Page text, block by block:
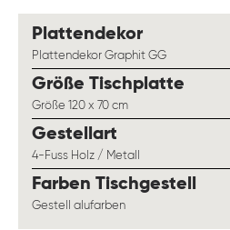
Plattendekorauswählen
Plattendekor Graphit GG
Größe Tischplatte
Größe 120 x 70 cm
Gestellart
4-Fuss Holz / Metall
Farben Tischgestell
Gestell alufarben